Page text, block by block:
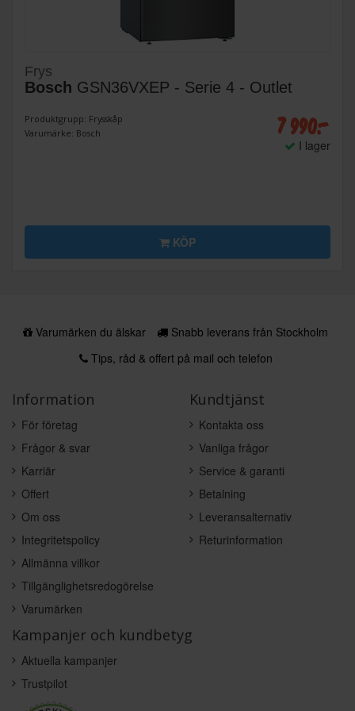
Frys
Bosch GSN36VXEP - Serie 4 - Outlet
Produktgrupp: Frysskåp
Varumärke: Bosch
7 990:-
I lager
KÖP
Varumärken du älskar
Snabb leverans från Stockholm
Tips, råd & offert på mail och telefon
Information
För företag
Frågor & svar
Karriär
Offert
Om oss
Integritetspolicy
Allmänna villkor
Tillgänglighetsredogörelse
Varumärken
Kundtjänst
Kontakta oss
Vanliga frågor
Service & garanti
Betalning
Leveransalternativ
Returinformation
Kampanjer och kundbetyg
Aktuella kampanjer
Trustpilot